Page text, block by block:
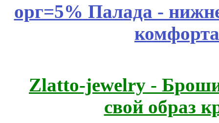
орг=5% Палада -
Zlatto-jewelry -
свой образ